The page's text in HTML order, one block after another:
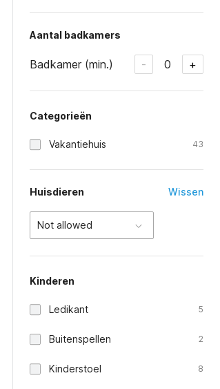
Aantal badkamers
Badkamer (min.) - 0 +
Categorieën
Vakantiehuis 43
Huisdieren Wissen
Not allowed
Kinderen
Ledikant 5
Buitenspellen 2
Kinderstoel 8